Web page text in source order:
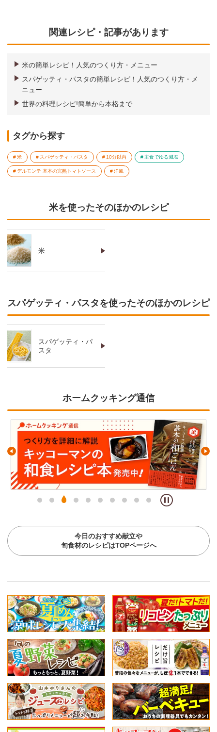
関連レシピ・記事があります
米の簡単レシピ！人気のつくり方・メニュー
スパゲッティ・パスタの簡単レシピ！人気のつくり方・メ
ニュー
世界の料理レシピ!簡単から本格まで
タグから探す
米 スパゲッティ・パスタ 10分以内 主食でゆる減塩
デルモンテ 基本の完熟トマトソース 洋風
米を使ったそのほかのレシピ
米
スパゲッティ・パスタを使ったそのほかのレシピ
スパゲッティ・パ
スタ
ホームクッキング通信
今日のおすすめ献立や
旬食材のレシピはTOPページへ